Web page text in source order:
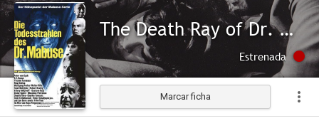
The Death Ray of Dr. Mabuse
Estrenada
Marcar ficha